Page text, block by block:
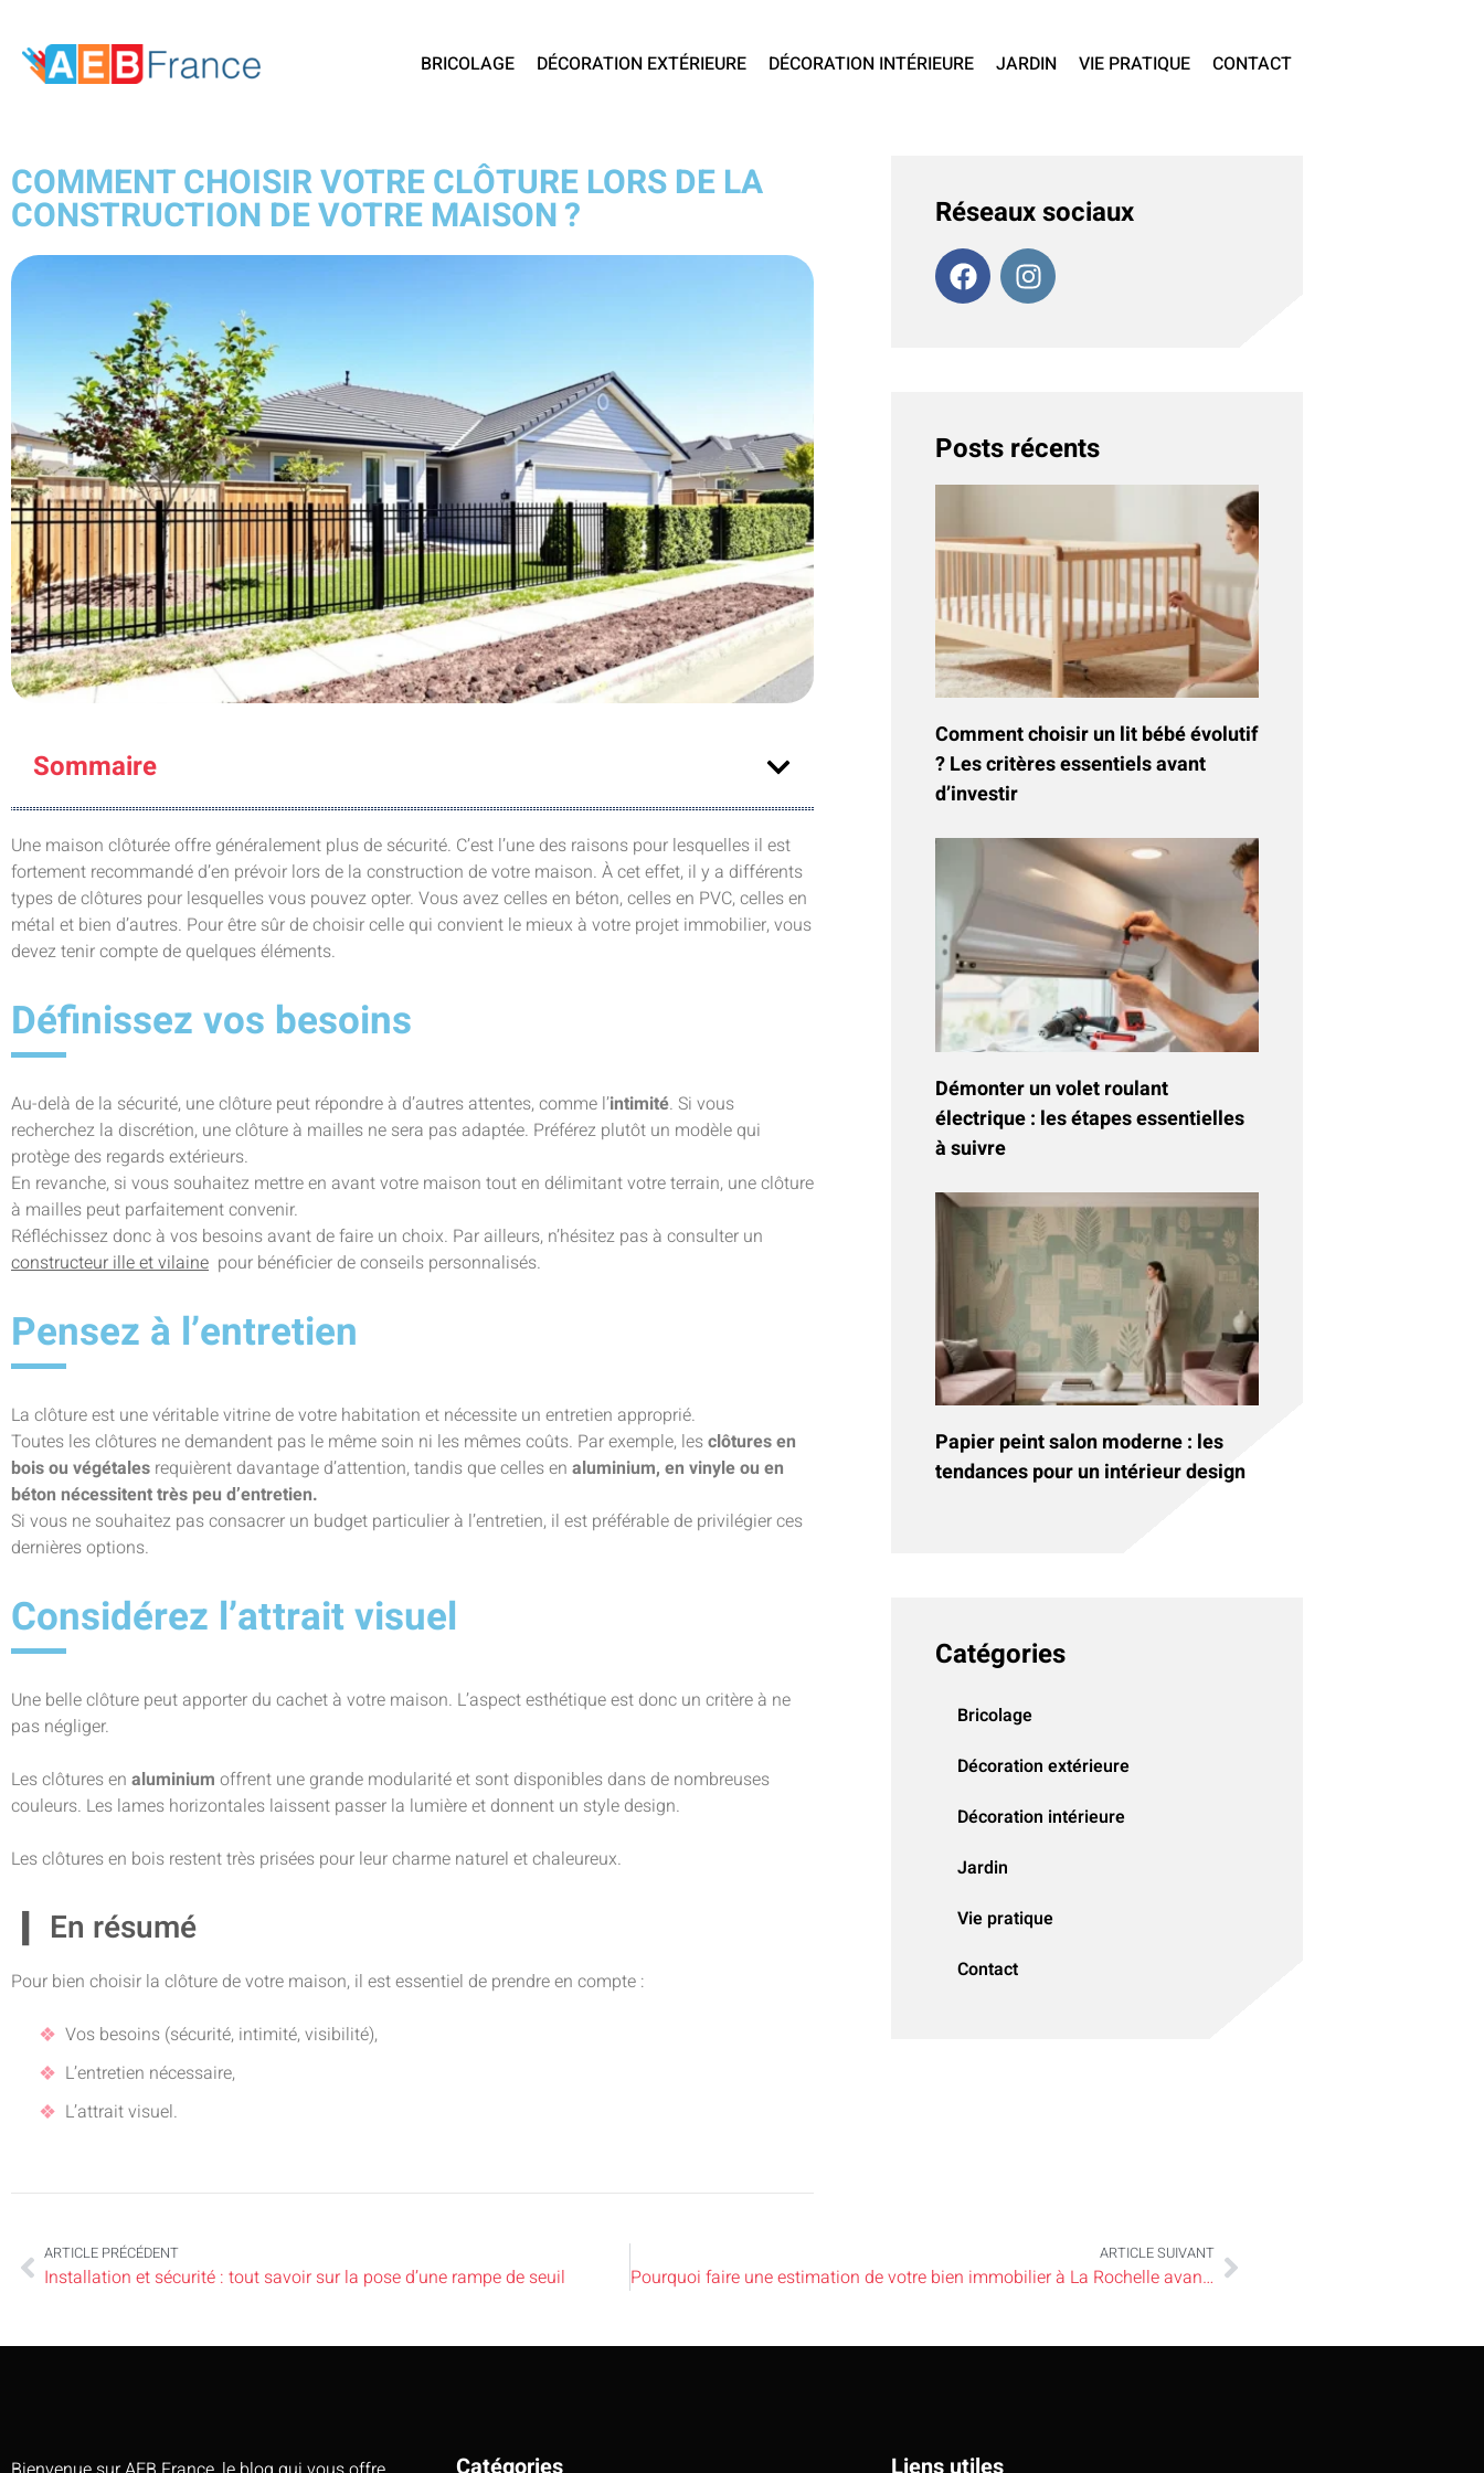
BRICOLAGE DÉCORATION EXTÉRIEURE DÉCORATION INTÉRIEURE JARDIN VIE PRATIQUE CONTACT
COMMENT CHOISIR VOTRE CLÔTURE LORS DE LA
CONSTRUCTION DE VOTRE MAISON ?
Sommaire
Une maison clôturée offre généralement plus de sécurité. C’est l’une des raisons pour lesquelles il est
fortement recommandé d’en prévoir lors de la construction de votre maison. À cet effet, il y a différents
types de clôtures pour lesquelles vous pouvez opter. Vous avez celles en béton, celles en PVC, celles en
métal et bien d’autres. Pour être sûr de choisir celle qui convient le mieux à votre projet immobilier, vous
devez tenir compte de quelques éléments.
Définissez vos besoins
Au-delà de la sécurité, une clôture peut répondre à d’autres attentes, comme l’intimité. Si vous
recherchez la discrétion, une clôture à mailles ne sera pas adaptée. Préférez plutôt un modèle qui
protège des regards extérieurs.
En revanche, si vous souhaitez mettre en avant votre maison tout en délimitant votre terrain, une clôture
à mailles peut parfaitement convenir.
Réfléchissez donc à vos besoins avant de faire un choix. Par ailleurs, n’hésitez pas à consulter un
constructeur ille et vilaine pour bénéficier de conseils personnalisés.
Pensez à l’entretien
La clôture est une véritable vitrine de votre habitation et nécessite un entretien approprié.
Toutes les clôtures ne demandent pas le même soin ni les mêmes coûts. Par exemple, lesclôtures en
bois ou végétales requièrent davantage d’attention, tandis que celles en aluminium, en vinyle ou en
béton nécessitent très peu d’entretien.
Si vous ne souhaitez pas consacrer un budget particulier à l’entretien, il est préférable de privilégier ces
dernières options.
Considérez l’attrait visuel
Une belle clôture peut apporter du cachet à votre maison. L’aspect esthétique est donc un critère à ne
pas négliger.
Les clôtures en aluminium offrent une grande modularité et sont disponibles dans de nombreuses
couleurs. Les lames horizontales laissent passer la lumière et donnent un style design.
Les clôtures en bois restent très prisées pour leur charme naturel et chaleureux.
En résumé
Pour bien choisir la clôture de votre maison, il est essentiel de prendre en compte :
Vos besoins (sécurité, intimité, visibilité),
L’entretien nécessaire,
L’attrait visuel.
Réseaux sociaux
Posts récents
Comment choisir un lit bébé évolutif
? Les critères essentiels avant
d’investir
Démonter un volet roulant
électrique : les étapes essentielles
à suivre
Papier peint salon moderne : les
tendances pour un intérieur design
Catégories
Bricolage
Décoration extérieure
Décoration intérieure
Jardin
Vie pratique
Contact
ARTICLE PRÉCÉDENT
Installation et sécurité : tout savoir sur la pose d’une rampe de seuil
ARTICLE SUIVANT
Pourquoi faire une estimation de votre bien immobilier à La Rochelle avant la vente ?